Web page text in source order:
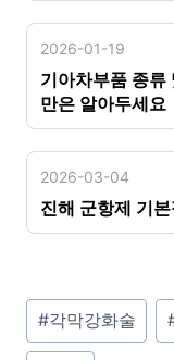
2026-01-19
기아차부품 종류
만은 알아두세요
2026-03-04
진해 군항제 기
P
o
#각막강화술